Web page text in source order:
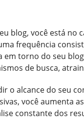
blog, você está no
frequência
torno do seu
de busca,
o alcance do seu
você aumenta
constante dos